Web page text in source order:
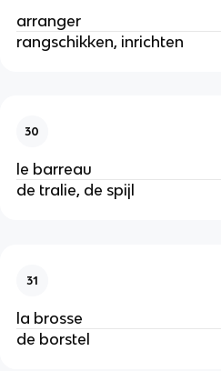
arranger
rangschikken, inrichten
30
le barreau
de tralie, de spijl
31
la brosse
de borstel